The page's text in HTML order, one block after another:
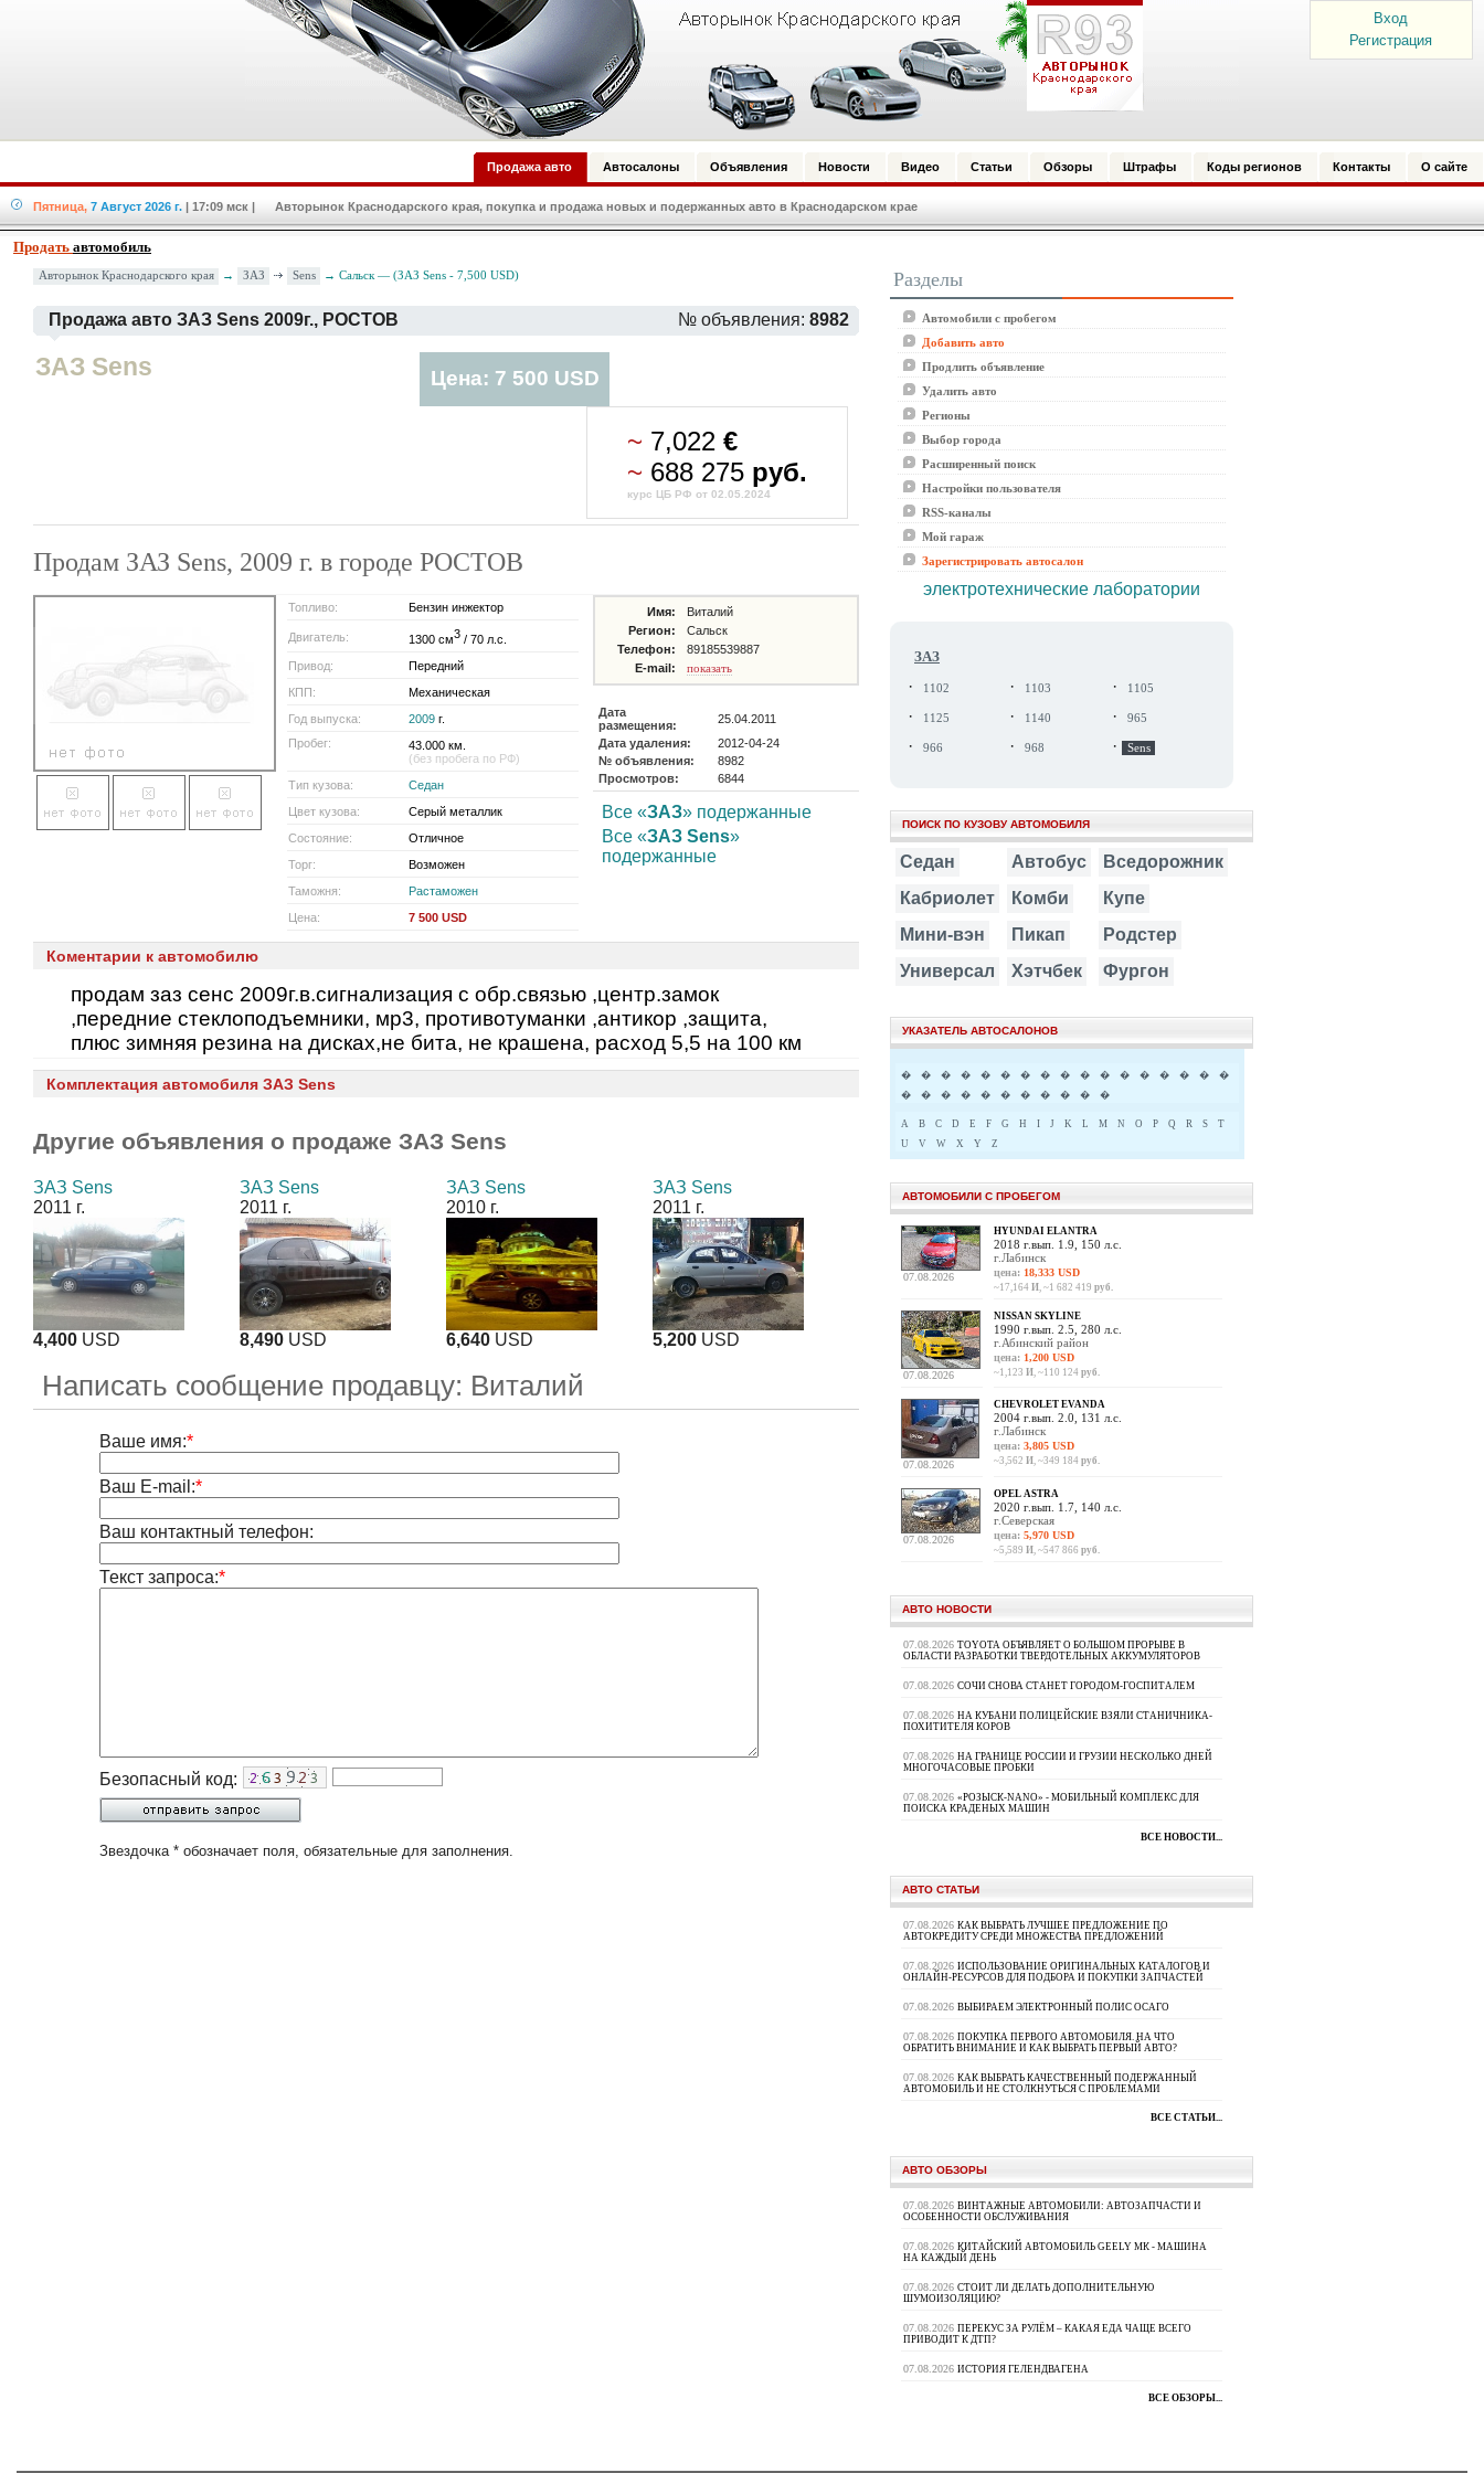
Вход
Регистрация
Продажа авто Автосалоны Объявления Новости Видео Статьи Обзоры Штрафы Коды регионов Контакты О сайте
Пятница, 7 Август 2026 г. | 17:09 мск | Авторынок Краснодарского края, покупка и продажа новых и подержанных авто в Краснодарском крае
Продать автомобиль
Авторынок Краснодарского края → ЗАЗ Sens → Сальск — (ЗАЗ Sens - 7,500 USD)
Продажа авто ЗАЗ Sens 2009г., РОСТОВ № объявления: 8982
ЗАЗ Sens Цена: 7 500 USD
~ 7,022€
~ 688 275 руб.
курс ЦБ РФ от 02.05.2024
Продам ЗАЗ Sens, 2009 г. в городе РОСТОВ
Топливо: Бензин инжектор
Двигатель: 1300 см3 / 70 л.с.
Привод:
Передний
КПП:
Механическая
Год выпуска:
2009 г.
Пробег:
43.000 км.
(без пробега по РФ)
Тип кузова:
Седан
Цвет кузова:
Серый металлик
Состояние:
Отличное
Торг:
Возможен
Таможня:
Растаможен
Цена:
7 500 USD
Имя:
Виталий
Регион:
Сальск
Телефон:
89185539887
E-mail:
показать
Дата
размещения:
25.04.2011
Дата удаления:
2012-04-24
№ объявления:
8982
Просмотров:
6844
Все «ЗАЗ» подержанные
Все «ЗАЗ Sens»
подержанные
Коментарии к автомобилю
продам заз сенс 2009г.в.сигнализация с обр.связью ,центр.замок
,передние стеклоподъемники, мр3, противотуманки ,антикор ,защита,
плюс зимняя резина на дисках,не бита, не крашена, расход 5,5 на 100 км
Комплектация автомобиля ЗАЗ Sens
Другие объявления о продаже ЗАЗ Sens
ЗАЗ Sens
2011 г.
4,400 USD
ЗАЗ Sens
2011 г.
8,490 USD
ЗАЗ Sens
2010 г.
6,640 USD
ЗАЗ Sens
2011 г.
5,200 USD
Написать сообщение продавцу: Виталий
Ваше имя:*
Ваш E-mail:*
Ваш контактный телефон:
Текст запроса:*
Безопасный код:
Звездочка * обозначает поля, обязательные для заполнения.
Разделы
Автомобили с пробегом
Добавить авто
Продлить объявление
Удалить авто
Регионы
Выбор города
Расширенный поиск
Настройки пользователя
RSS-каналы
Мой гараж
Зарегистрировать автосалон
электротехнические лаборатории
ЗАЗ
· 1102 · 1103 · 1105
· 1125 · 1140 · 965
· 966 · 968 · Sens
ПОИСК ПО КУЗОВУ АВТОМОБИЛЯ
Седан Автобус
Вседорожник
Кабриолет
Комби
Купе
Мини-вэн
Пикап
Родстер
Универсал
Хэтчбек Фургон
УКАЗАТЕЛЬ АВТОСАЛОНОВ
� � � � � � � � � � � � � � � �
�
�
� � � � � � � � � �
A B C D E F G H I J K L M N O P Q R S
T
U
V W X Y Z
АВТОМОБИЛИ С ПРОБЕГОМ
07.08.2026
HYUNDAI ELANTRA
2018 г.вып. 1.9, 150 л.с.
г.Лабинск
цена: 18,333 USD
~17,164 И, ~1 682 419 руб.
07.08.2026
NISSAN SKYLINE
1990 г.вып. 2.5, 280 л.с.
г.Абинский район
цена: 1,200 USD
~1,123 И, ~110 124 руб.
07.08.2026
CHEVROLET EVANDA
2004 г.вып. 2.0, 131 л.с.
г.Лабинск
цена: 3,805 USD
~3,562 И, ~349 184 руб.
07.08.2026
OPEL ASTRA
2020 г.вып. 1.7, 140 л.с.
г.Северская
цена: 5,970 USD
~5,589 И, ~547 866 руб.
АВТО НОВОСТИ
07.08.2026 TOYOTA ОБЪЯВЛЯЕТ О БОЛЬШОМ ПРОРЫВЕ В
ОБЛАСТИ РАЗРАБОТКИ ТВЕРДОТЕЛЬНЫХ АККУМУЛЯТОРОВ
07.08.2026 СОЧИ СНОВА СТАНЕТ ГОРОДОМ-ГОСПИТАЛЕМ
07.08.2026 НА КУБАНИ ПОЛИЦЕЙСКИЕ ВЗЯЛИ СТАНИЧНИКА-
ПОХИТИТЕЛЯ КОРОВ
07.08.2026 НА ГРАНИЦЕ РОССИИ И ГРУЗИИ НЕСКОЛЬКО ДНЕЙ
МНОГОЧАСОВЫЕ ПРОБКИ
07.08.2026 «РОЗЫСК-NANO» - МОБИЛЬНЫЙ КОМПЛЕКС ДЛЯ
ПОИСКА КРАДЕНЫХ МАШИН
ВСЕ НОВОСТИ...
АВТО СТАТЬИ
07.08.2026 КАК ВЫБРАТЬ ЛУЧШЕЕ ПРЕДЛОЖЕНИЕ ПО
АВТОКРЕДИТУ СРЕДИ МНОЖЕСТВА ПРЕДЛОЖЕНИЙ
07.08.2026 ИСПОЛЬЗОВАНИЕ ОРИГИНАЛЬНЫХ КАТАЛОГОВ И
ОНЛАЙН-РЕСУРСОВ ДЛЯ ПОДБОРА И ПОКУПКИ ЗАПЧАСТЕЙ
07.08.2026 ВЫБИРАЕМ ЭЛЕКТРОННЫЙ ПОЛИС ОСАГО
07.08.2026 ПОКУПКА ПЕРВОГО АВТОМОБИЛЯ. НА ЧТО
ОБРАТИТЬ ВНИМАНИЕ И КАК ВЫБРАТЬ ПЕРВЫЙ АВТО?
07.08.2026 КАК ВЫБРАТЬ КАЧЕСТВЕННЫЙ ПОДЕРЖАННЫЙ
АВТОМОБИЛЬ И НЕ СТОЛКНУТЬСЯ С ПРОБЛЕМАМИ
ВСЕ СТАТЬИ...
АВТО ОБЗОРЫ
07.08.2026 ВИНТАЖНЫЕ АВТОМОБИЛИ: АВТОЗАПЧАСТИ И
ОСОБЕННОСТИ ОБСЛУЖИВАНИЯ
07.08.2026 КИТАЙСКИЙ АВТОМОБИЛЬ GEELY МК - МАШИНА
НА КАЖДЫЙ ДЕНЬ
07.08.2026 СТОИТ ЛИ ДЕЛАТЬ ДОПОЛНИТЕЛЬНУЮ
ШУМОИЗОЛЯЦИЮ?
07.08.2026 ПЕРЕКУС ЗА РУЛЁМ – КАКАЯ ЕДА ЧАЩЕ ВСЕГО
ПРИВОДИТ К ДТП?
07.08.2026 ИСТОРИЯ ГЕЛЕНДВАГЕНА
ВСЕ ОБЗОРЫ...